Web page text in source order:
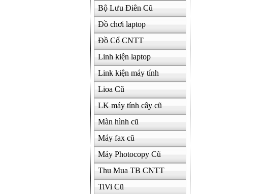
Bộ Lưu Điên Cũ
Đồ chơi laptop
Đồ Cổ CNTT
Linh kiện laptop
Link kiện máy tính
Lioa Cũ
LK máy tính cây cũ
Màn hình cũ
Máy fax cũ
Máy Photocopy Cũ
Thu Mua TB CNTT
TiVi Cũ